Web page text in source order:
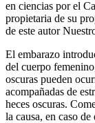
en ciencias por el
propietaria de su
de este autor
El embarazo
del cuerpo
oscuras pueden
acompañadas de
heces oscuras.
la causa, en caso